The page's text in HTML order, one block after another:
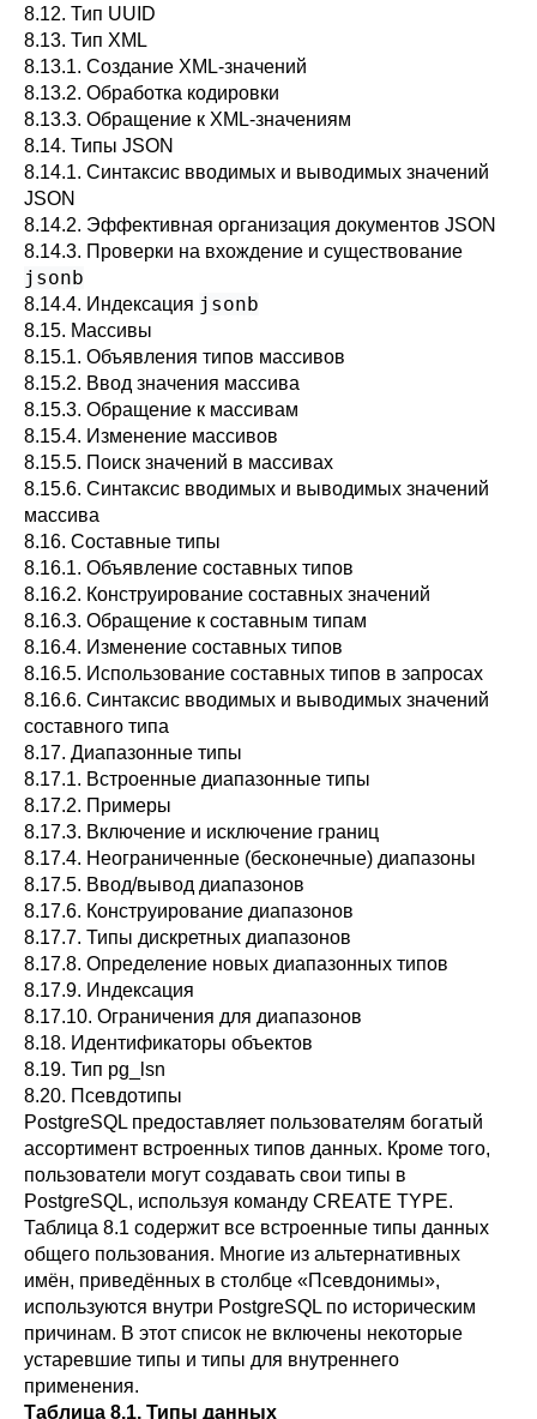
8.12. Тип UUID
8.13. Тип XML
8.13.1. Создание XML-значений
8.13.2. Обработка кодировки
8.13.3. Обращение к XML-значениям
8.14. Типы JSON
8.14.1. Синтаксис вводимых и выводимых значений
JSON
8.14.2. Эффективная организация документов JSON
8.14.3. Проверки на вхождение и существование
jsonb
8.14.4. Индексация jsonb
8.15. Массивы
8.15.1. Объявления типов массивов
8.15.2. Ввод значения массива
8.15.3. Обращение к массивам
8.15.4. Изменение массивов
8.15.5. Поиск значений в массивах
8.15.6. Синтаксис вводимых и выводимых значений
массива
8.16. Составные типы
8.16.1. Объявление составных типов
8.16.2. Конструирование составных значений
8.16.3. Обращение к составным типам
8.16.4. Изменение составных типов
8.16.5. Использование составных типов в запросах
8.16.6. Синтаксис вводимых и выводимых значений
составного типа
8.17. Диапазонные типы
8.17.1. Встроенные диапазонные типы
8.17.2. Примеры
8.17.3. Включение и исключение границ
8.17.4. Неограниченные (бесконечные) диапазоны
8.17.5. Ввод/вывод диапазонов
8.17.6. Конструирование диапазонов
8.17.7. Типы дискретных диапазонов
8.17.8. Определение новых диапазонных типов
8.17.9. Индексация
8.17.10. Ограничения для диапазонов
8.18. Идентификаторы объектов
8.19. Тип pg_lsn
8.20. Псевдотипы
PostgreSQL предоставляет пользователям богатый
ассортимент встроенных типов данных. Кроме того,
пользователи могут создавать свои типы в
PostgreSQL, используя команду CREATE TYPE.
Таблица 8.1 содержит все встроенные типы данных
общего пользования. Многие из альтернативных
имён, приведённых в столбце «Псевдонимы»,
используются внутри PostgreSQL по историческим
причинам. В этот список не включены некоторые
устаревшие типы и типы для внутреннего
применения.
Таблица 8.1. Типы данных